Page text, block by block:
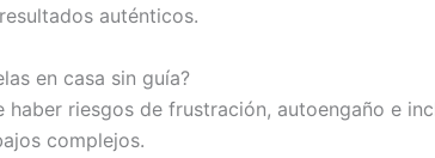
auténticos.
en casa sin guía?
riesgos de frustración, autoengaño e
complejos.